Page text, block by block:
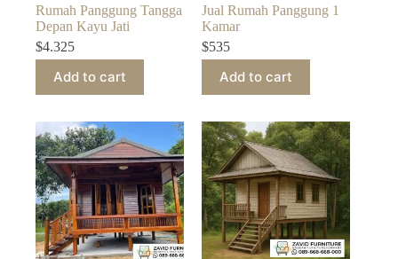
Rumah Panggung Tangga
Depan Kayu Jati
$4.325
Add to cart
Jual Rumah Panggung 1
Kamar
$535
Add to cart